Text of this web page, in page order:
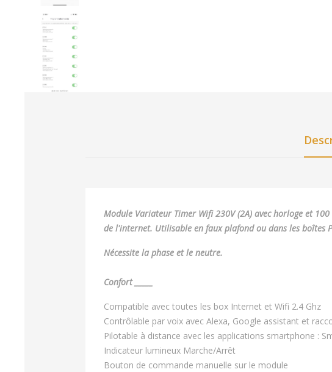
Module Variateur Timer Wifi 230V (2A) avec horloge et
de l'internet. Utilisable en faux plafond ou dans les boîtes
Nécessite la phase et le neutre.
Confort _____
Compatible avec toutes les box Internet et Wifi 2.4 Ghz
Contrôlable par voix avec Alexa, Google assistant et
Pilotable à distance avec les applications smartphone :
Indicateur lumineux Marche/Arrêt
Bouton de commande manuelle sur le module